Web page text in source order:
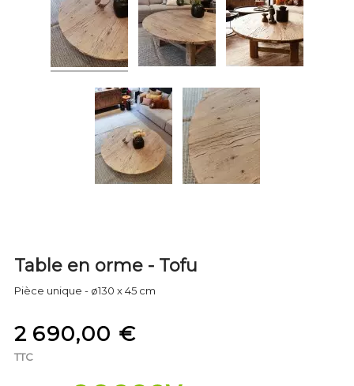
Table en orme - Tofu
Pièce unique - ø130 x 45 cm
2 690,00 €
TTC